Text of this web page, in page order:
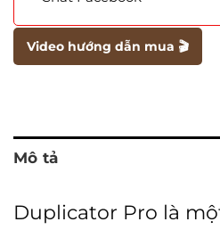
Video hướng dẫn mua 🎬
Mô tả
Duplicator Pro là